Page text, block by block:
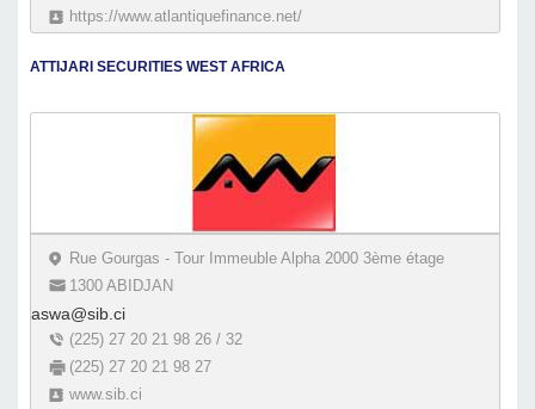
https://www.atlantiquefinance.net/
ATTIJARI SECURITIES WEST AFRICA
Rue Gourgas - Tour Immeuble Alpha 2000 3ème étage
1300 ABIDJAN
aswa@sib.ci
(225) 27 20 21 98 26 / 32
(225) 27 20 21 98 27
www.sib.ci